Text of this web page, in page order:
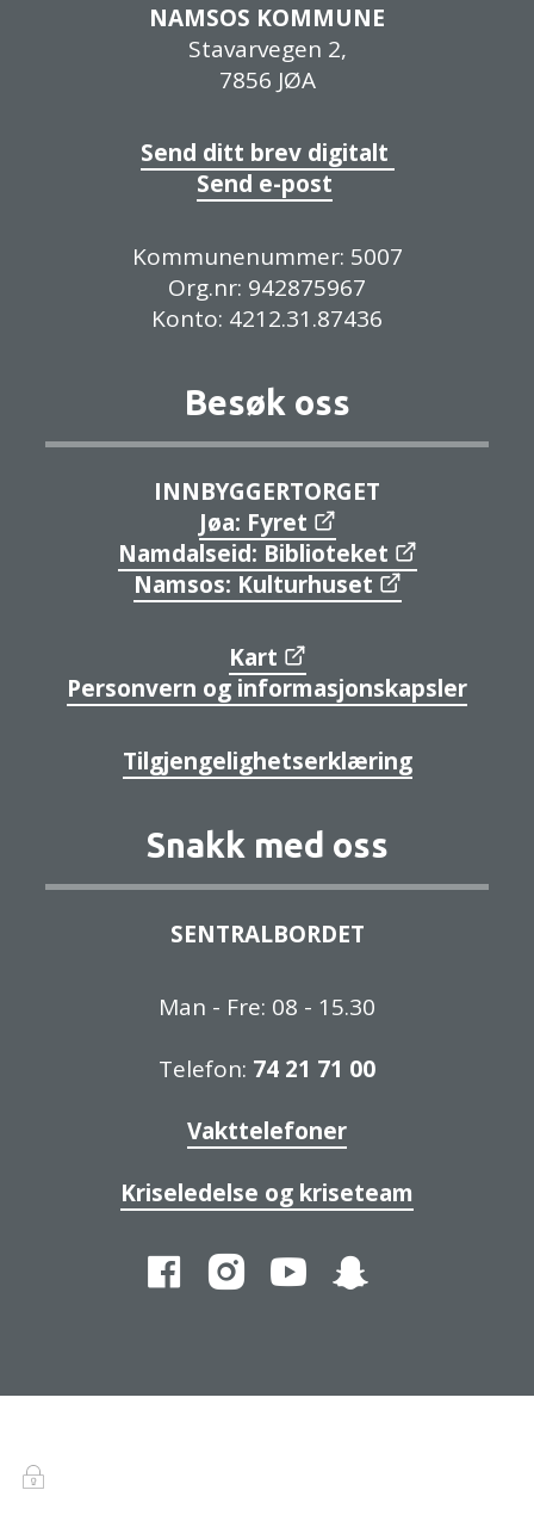
NAMSOS KOMMUNE
Stavarvegen 2,
7856 JØA
Send ditt brev digitalt
Send e-post
Kommunenummer: 5007
Org.nr: 942875967
Konto: 4212.31.87436
Besøk oss
INNBYGGERTORGET
Jøa: Fyret
Namdalseid: Biblioteket
Namsos: Kulturhuset
Kart
Personvern og informasjonskapsler
Tilgjengelighetserklæring
Snakk med oss
SENTRALBORDET
Man - Fre: 08 - 15.30
Telefon: 74 21 71 00
Vakttelefoner
Kriseledelse og kriseteam
FacebookInstagramYouTube
Innlogging